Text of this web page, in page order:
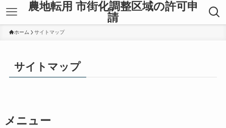
農地転用 市街化調整区域の許可申
請
ホーム サイトマップ
サイトマップ
メニュー